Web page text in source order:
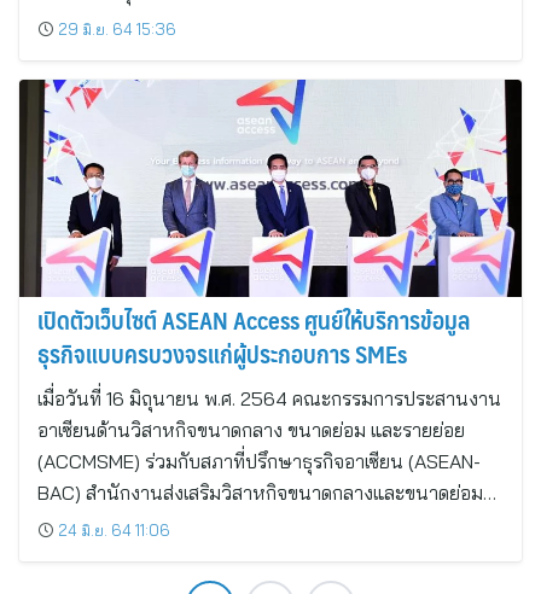
29 มิ.ย. 64 15:36
เปิดตัวเว็บไซต์ ASEAN Access ศูนย์ให้บริการข้อมูล
ธุรกิจแบบครบวงจรแก่ผู้ประกอบการ SMEs
เมื่อวันที่ 16 มิถุนายน พ.ศ. 2564 คณะกรรมการประสานงาน
อาเซียนด้านวิสาหกิจขนาดกลาง ขนาดย่อม และรายย่อย
(ACCMSME) ร่วมกับสภาที่ปรึกษาธุรกิจอาเซียน (ASEAN-
BAC) สำนักงานส่งเสริมวิสาหกิจขนาดกลางและขนาดย่อม…
24 มิ.ย. 64 11:06